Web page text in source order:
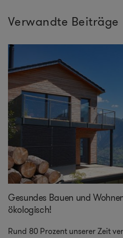
Verwandte Beiträge
Gesundes Bauen und
ökologisch!
Rund 80 Prozent unserer Zeit